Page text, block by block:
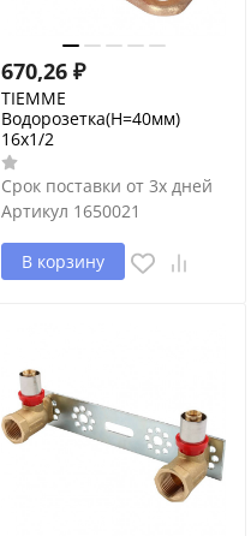
670,26 ₽
TIEMME
Водорозетка(H=40мм)
16x1/2
Срок поставки от 3х дней
Артикул 1650021
В корзину